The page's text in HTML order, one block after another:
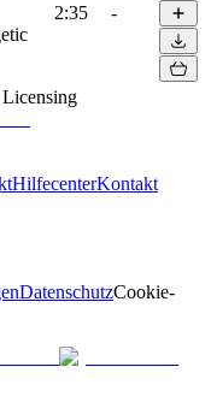
2:35 -
Licensing
HilfecenterKontakt
DatenschutzCookie-